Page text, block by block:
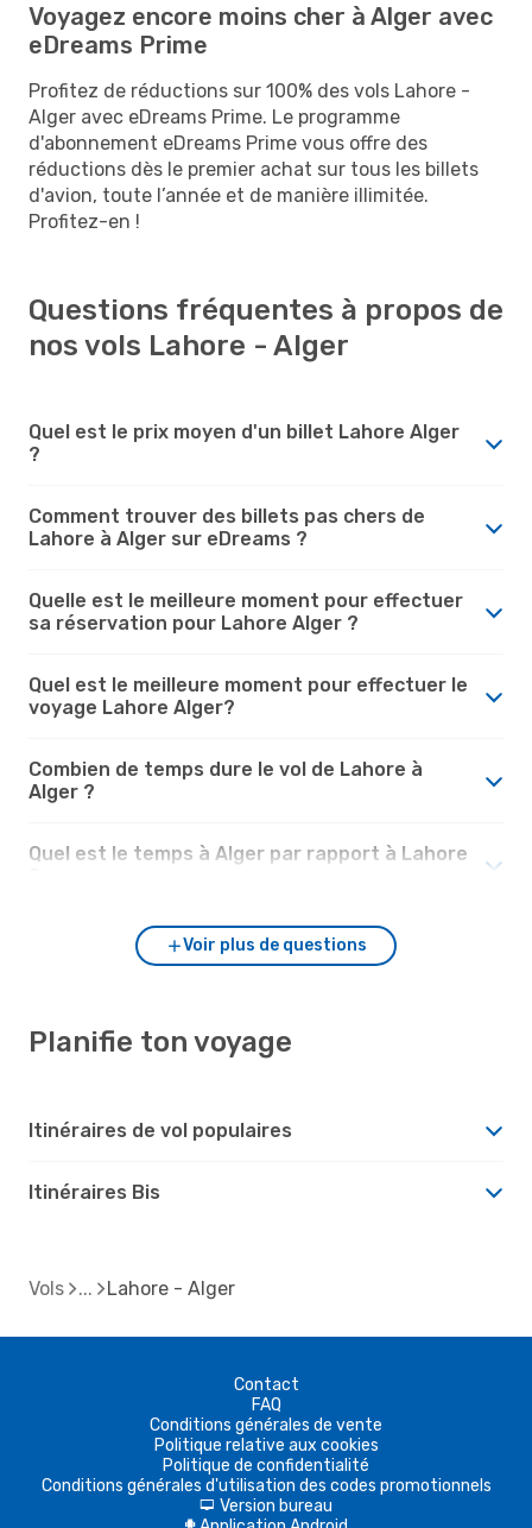
Voyagez encore moins cher à Alger avec
eDreams Prime
Profitez de réductions sur 100% des vols Lahore -
Alger avec eDreams Prime. Le programme
d'abonnement eDreams Prime vous offre des
réductions dès le premier achat sur tous les billets
d'avion, toute l’année et de manière illimitée.
Profitez-en !
Questions fréquentes à propos de
nos vols Lahore - Alger
Quel est le prix moyen d'un billet Lahore Alger
?
Comment trouver des billets pas chers de
Lahore à Alger sur eDreams ?
Quelle est le meilleure moment pour effectuer
sa réservation pour Lahore Alger ?
Quel est le meilleure moment pour effectuer le
voyage Lahore Alger?
Combien de temps dure le vol de Lahore à
Alger ?
Quel est le temps à Alger par rapport à Lahore
Voir plus de questions
Planifie ton voyage
Itinéraires de vol populaires
Itinéraires Bis
Vols Lahore - Alger
Contact
FAQ
Conditions générales de vente
Politique relative aux cookies
Politique de confidentialité
Conditions générales d'utilisation des codes promotionnels
d Version bureau